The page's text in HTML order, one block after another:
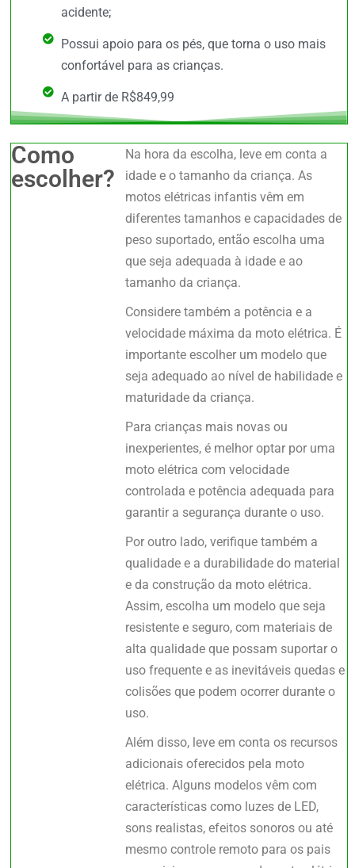
acidente;
Possui apoio para os pés, que torna o uso mais
confortável para as crianças.
A partir de R$849,99
Como
escolher?
Na hora da escolha, leve em conta a
idade e o tamanho da criança. As
motos elétricas infantis vêm em
diferentes tamanhos e capacidades de
peso suportado, então escolha uma
que seja adequada à idade e ao
tamanho da criança.
Considere também a potência e a
velocidade máxima da moto elétrica. É
importante escolher um modelo que
seja adequado ao nível de habilidade e
maturidade da criança.
Para crianças mais novas ou
inexperientes, é melhor optar por uma
moto elétrica com velocidade
controlada e potência adequada para
garantir a segurança durante o uso.
Por outro lado, verifique também a
qualidade e a durabilidade do material
e da construção da moto elétrica.
Assim, escolha um modelo que seja
resistente e seguro, com materiais de
alta qualidade que possam suportar o
uso frequente e as inevitáveis quedas e
colisões que podem ocorrer durante o
uso.
Além disso, leve em conta os recursos
adicionais oferecidos pela moto
elétrica. Alguns modelos vêm com
características como luzes de LED,
sons realistas, efeitos sonoros ou até
mesmo controle remoto para os pais